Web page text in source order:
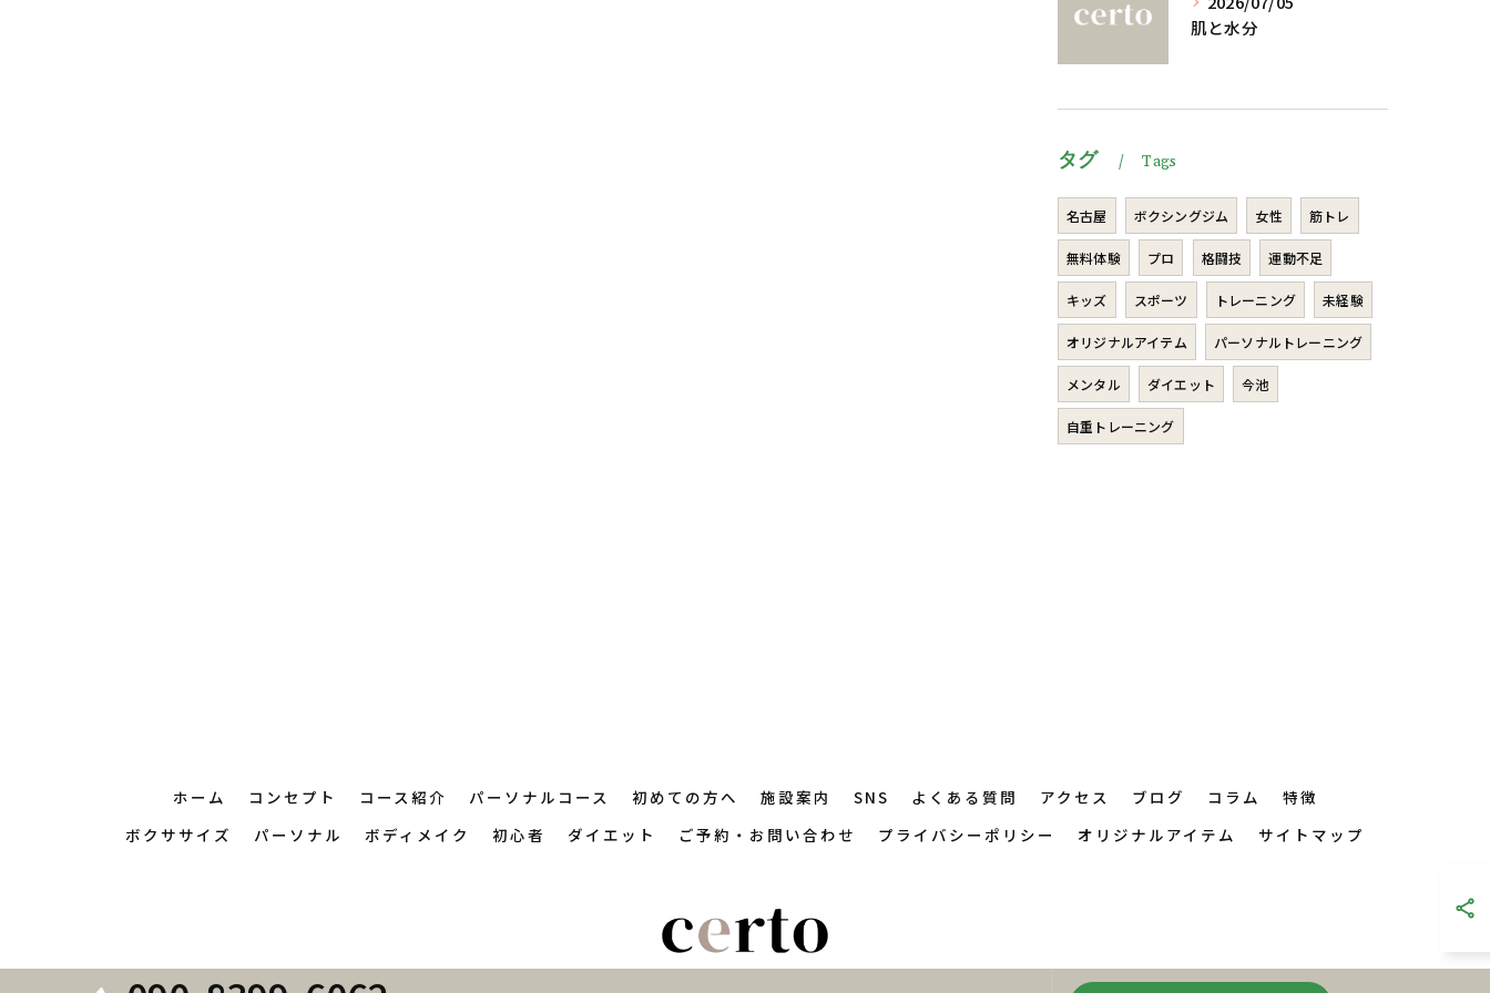
肌と水分
タグ Tags
名古屋 ボクシングジム 女性 筋トレ
無料体験 プロ 格闘技 運動不足
キッズ スポーツ トレーニング 未経験
オリジナルアイテム パーソナルトレーニング
メンタル ダイエット 今池
自重トレーニング
ホーム コンセプト コース紹介 パーソナルコース 初めての方へ 施設案内 SNS よくある質問 アクセス ブログ コラム
特徴
ボクササイズ
パーソナル ボディメイク 初心者 ダイエット ご予約・お問い合わせ プライバシーポリシー オリジナルアイテム サイトマップ